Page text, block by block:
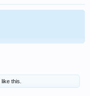
like this.